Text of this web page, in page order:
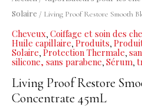
Solaire / Living Proof Restore Smooth
Cheveux, Coiffage et soin des
Huile capillaire, Produits,
Solaire, Protection Thermale,
silicone, sans parabene, Sérum,
Living Proof Restore
Concentrate 45mL
Concentrate
45mL